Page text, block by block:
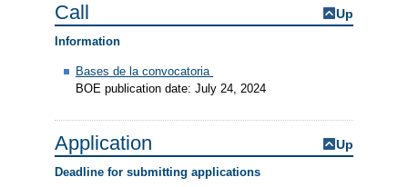
Call Up
Information
Bases de la convocatoria
BOE publication date: July 24, 2024
Application Up
Deadline for submitting applications